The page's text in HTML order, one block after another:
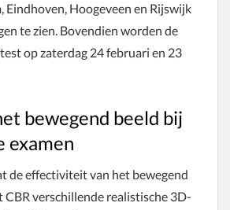
Eindhoven, Hoogeveen en Rijswijk
te zien. Bovendien worden de
op zaterdag 24 februari en 23
bewegend beeld bij
examen
de effectiviteit van het bewegend
CBR verschillende realistische 3D-